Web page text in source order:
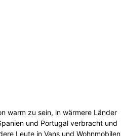
warm zu sein, in wärmere Länder
und Portugal verbracht und
Leute in Vans und Wohnmobilen